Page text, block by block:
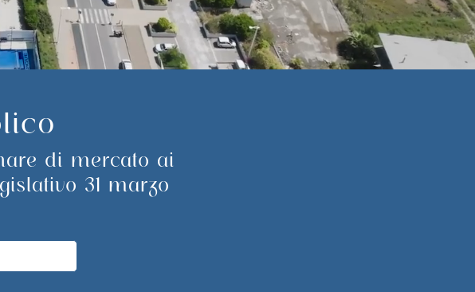
di mercato ai
31 marzo